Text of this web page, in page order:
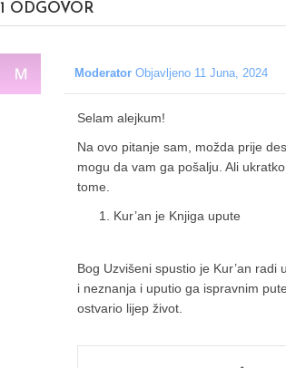
1 ODGOVOR
Moderator Objavljeno 11 Juna, 2024
Selam alejkum!
Na ovo pitanje sam, možda prije
mogu da vam ga pošalju. Ali
tome.
Kur’an je Knjiga upute
Bog Uzvišeni spustio je Kur’an
i neznanja i uputio ga ispravnim
ostvario lijep život.